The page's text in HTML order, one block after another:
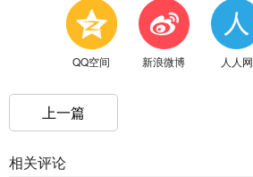
QQ空间 新浪微博 人人网
上一篇
相关评论